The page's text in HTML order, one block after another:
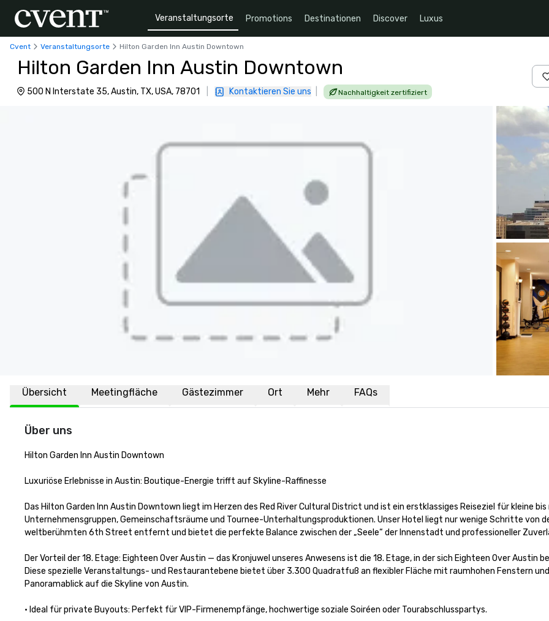
Veranstaltungsorte Promotions Destinationen Discover Luxus
Cvent Veranstaltungsorte Hilton Garden Inn Austin Downtown
Hilton Garden Inn Austin Downtown
500 N Interstate 35, Austin, TX, USA, 78701 Kontaktieren Sie uns Nachhaltigkeit zertifiziert
Übersicht Meetingfläche Gästezimmer Ort Mehr FAQs
Über uns
Hilton Garden Inn Austin Downtown
Luxuriöse Erlebnisse in Austin: Boutique-Energie trifft auf Skyline-Raffinesse
Das Hilton Garden Inn Austin Downtown liegt im Herzen des Red River Cultural District und ist ein erstklassiges Reiseziel für kleine
Unternehmensgruppen, Gemeinschaftsräume und Tournee-Unterhaltungsproduktionen. Unser Hotel liegt nur wenige Schritte von
weltberühmten 6th Street entfernt und bietet die perfekte Balance zwischen der „Seele“ der Innenstadt und professioneller
Der Vorteil der 18. Etage: Eighteen Over Austin — das Kronjuwel unseres Anwesens ist die 18. Etage, in der sich Eighteen Over Austin
Diese spezielle Veranstaltungs- und Restaurantebene bietet über 3.300 Quadratfuß an flexibler Fläche mit raumhohen Fenstern und
Panoramablick auf die Skyline von Austin.
• Ideal für private Buyouts: Perfekt für VIP-Firmenempfänge, hochwertige soziale Soiréen oder Tourabschlusspartys.